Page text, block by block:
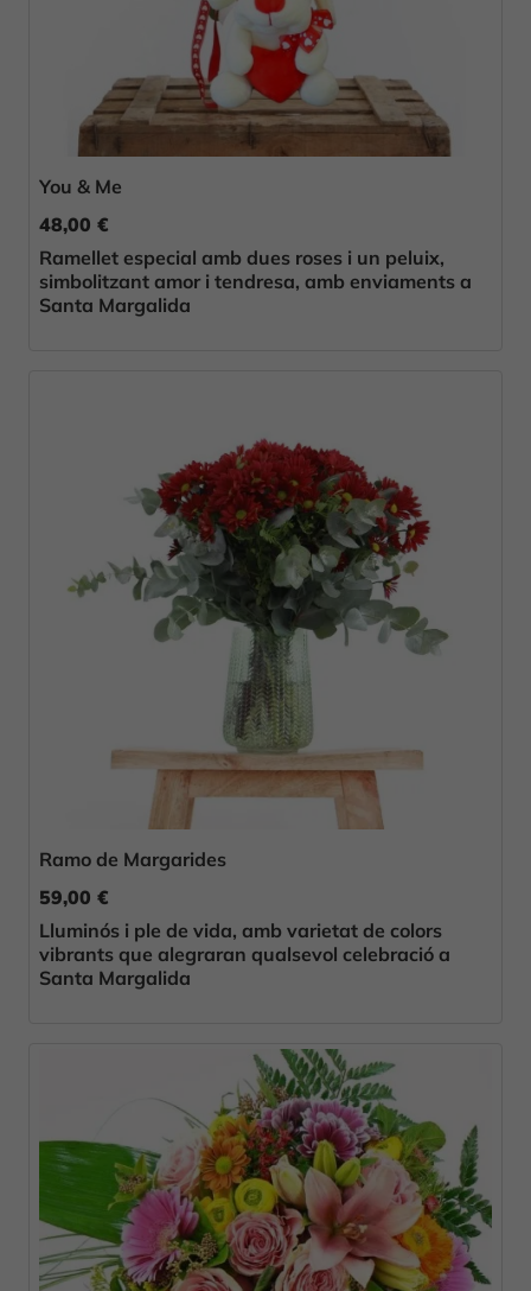
You & Me
48,00 €
Ramellet especial amb dues roses i un peluix,
simbolitzant amor i tendresa, amb enviaments a
Santa Margalida
Ramo de Margarides
59,00 €
Lluminós i ple de vida, amb varietat de colors
vibrants que alegraran qualsevol celebració a
Santa Margalida